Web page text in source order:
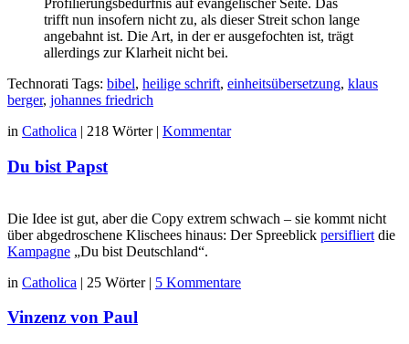
Profilierungsbedürfnis auf evangelischer Seite. Das
trifft nun insofern nicht zu, als dieser Streit schon lange
angebahnt ist. Die Art, in der er ausgefochten ist, trägt
allerdings zur Klarheit nicht bei.
Technorati Tags: bibel, heilige schrift, einheitsübersetzung, klaus
berger, johannes friedrich
in Catholica | 218 Wörter | Kommentar
Du bist Papst
Die Idee ist gut, aber die Copy extrem schwach – sie kommt nicht
über abgedroschene Klischees hinaus: Der Spreeblick persifliert die
Kampagne „Du bist Deutschland“.
in Catholica | 25 Wörter | 5 Kommentare
Vinzenz von Paul